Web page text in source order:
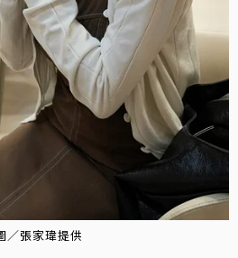
／張家瑋提供